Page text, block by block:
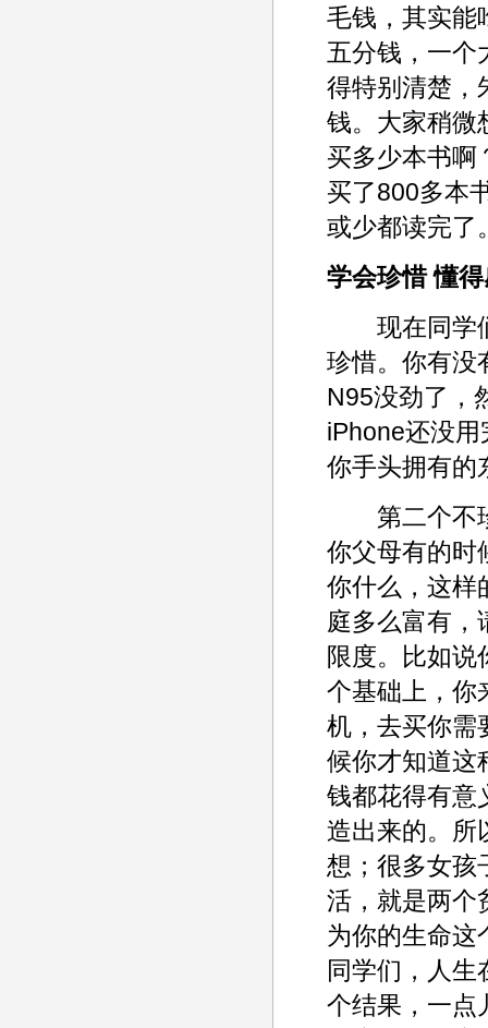
毛钱，其实能
五分钱，一个
得特别清楚，
钱。大家稍微
买多少本书啊
买了800多本
或少都读完了
学会珍惜 懂
现在同学们
珍惜。你有没
N95没劲了，
iPhone还没
你手头拥有的
第二个不珍
你父母有的时
你什么，这样
庭多么富有，
限度。比如说
个基础上，你
机，去买你需
候你才知道这
钱都花得有意
造出来的。所
想；很多女孩
活，就是两个
为你的生命这
同学们，人生
个结果，一点